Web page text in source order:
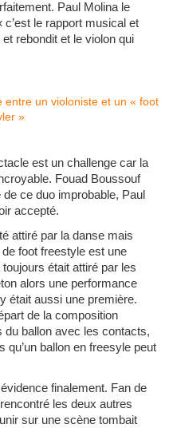
Paul Molina le
le rapport musical et
rebondit et le violon qui
est un challenge car la
Fouad Boussouf
de ce duo improbable, Paul
accepté.
attiré par la danse mais
foot freestyle est une
était attiré par les
alors une performance
était aussi une première.
de la composition
du ballon avec les contacts,
qu’un ballon en freesyle peut
finalement. Fan de
les deux autres
sur une scène tombait